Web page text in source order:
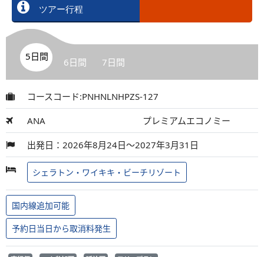
ツアー行程
5日間 6日間 7日間
コースコード:PNHNLNHPZS-127
ANA プレミアムエコノミー
出発日：2026年8月24日～2027年3月31日
シェラトン・ワイキキ・ビーチリゾート
国内線追加可能
予約日当日から取消料発生